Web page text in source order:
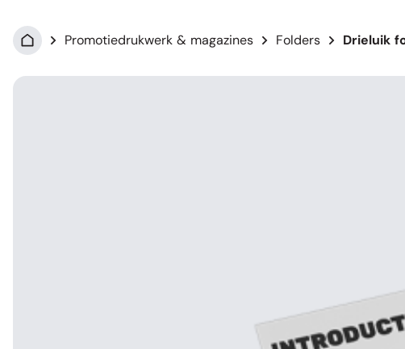
Promotiedrukwerk & magazines Folders Drieluik